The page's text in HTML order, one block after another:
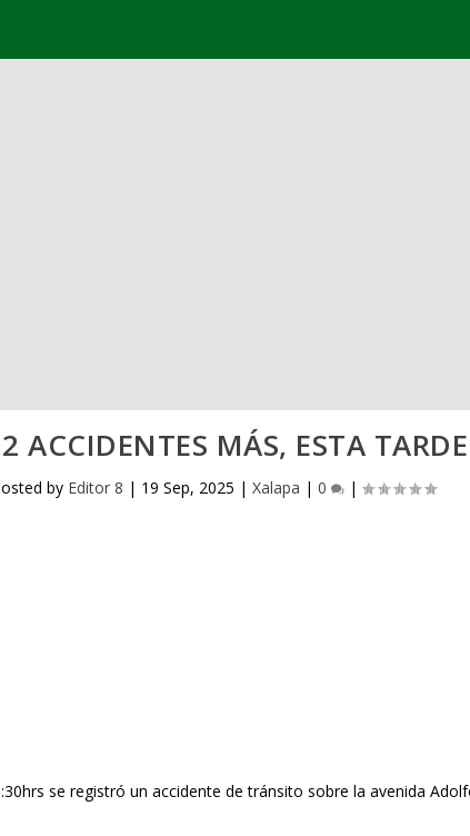
ACCIDENTES MÁS, ESTA
by Editor 8 | 19 Sep, 2025 | Xalapa | 0 |
se registró un accidente de tránsito sobre la avenida